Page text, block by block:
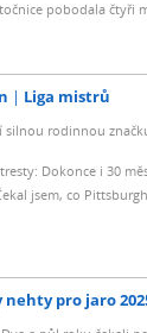
pobodala čtyři
Liga mistrů
silnou rodinnou
Dokonce i 30
jsem, co
nehty pro jaro